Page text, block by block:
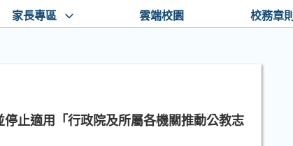
家長專區 雲端校園 校務章則
止適用「行政院及所屬各機關推動公教志